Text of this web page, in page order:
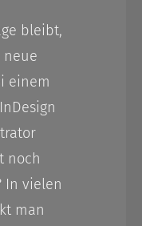
bleibt,
einem
noch
In vielen
man